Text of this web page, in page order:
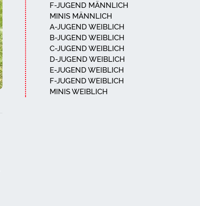
F-JUGEND MÄNNLICH
MINIS MÄNNLICH
A-JUGEND WEIBLICH
B-JUGEND WEIBLICH
C-JUGEND WEIBLICH
D-JUGEND WEIBLICH
E-JUGEND WEIBLICH
F-JUGEND WEIBLICH
MINIS WEIBLICH